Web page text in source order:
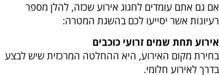
אם גם אתם עומדים לחגוג אירוע שכזה, להלן מספר
רעיונות אשר יסייעו לכם בהשגת המטרה:
אירוע תחת שמים זרועי כוכבים
בחירת מקום האירוע, היא ההחלטה המרכזית שיש לבצע
בדרך לאירוע חלומי.